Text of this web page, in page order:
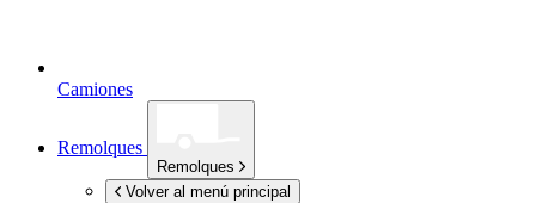
Camiones
Remolques
Remolques
Volver al menú principal